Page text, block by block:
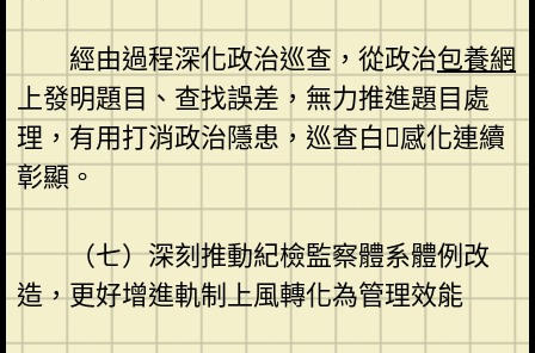
經由過程深化政治巡查，從政治包養網
上發明題目、查找誤差，無力推進題目處
理，有用打消政治隱患，巡查白感化連續
彰顯。
（七）深刻推動紀檢監察體系體例改
造，更好增進軌制上風轉化為管理效能